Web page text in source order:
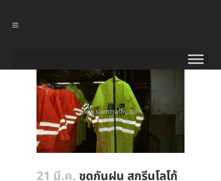
21 มี.ค. ชุดกันฝน สกรีนโลโก้